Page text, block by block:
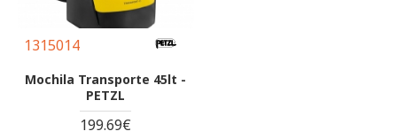
1315014
Mochila Transporte 45lt -
PETZL
199.69€